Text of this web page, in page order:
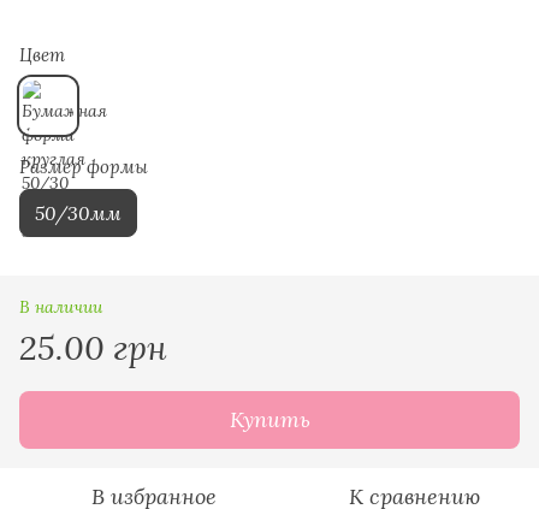
Цвет
Размер формы
50/30мм
В наличии
25.00 грн
Купить
В избранное К сравнению